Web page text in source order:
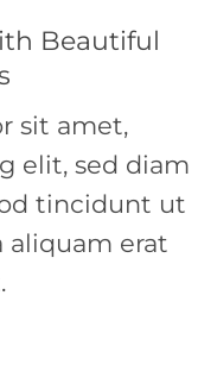
Beautiful
sit amet,
elit, sed diam
tincidunt ut
aliquam erat